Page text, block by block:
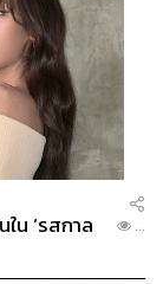
น ‘รสกาล
...